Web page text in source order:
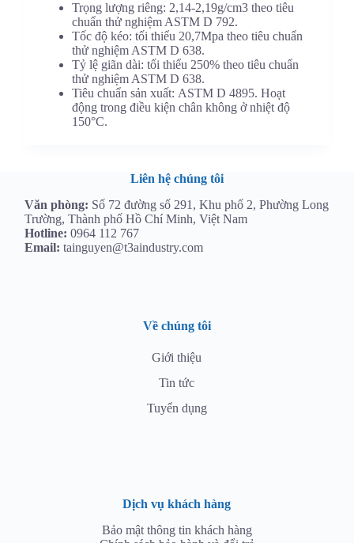
Trọng lượng riêng: 2,14-2,19g/cm3 theo tiêu
chuẩn thử nghiệm ASTM D 792.
Tốc độ kéo: tối thiểu 20,7Mpa theo tiêu chuẩn
thử nghiệm ASTM D 638.
Tỷ lệ giãn dài: tối thiểu 250% theo tiêu chuẩn
thử nghiệm ASTM D 638.
Tiêu chuẩn sản xuất: ASTM D 4895. Hoạt
động trong điều kiện chân không ở nhiệt độ
150°C.
Liên hệ chúng tôi
Văn phòng: Số 72 đường số 291, Khu phố 2, Phường Long
Trường, Thành phố Hồ Chí Minh, Việt Nam
Hotline: 0964 112 767
Email: tainguyen@t3aindustry.com
Về chúng tôi
Giới thiệu
Tin tức
Tuyển dụng
Dịch vụ khách hàng
Bảo mật thông tin khách hàng